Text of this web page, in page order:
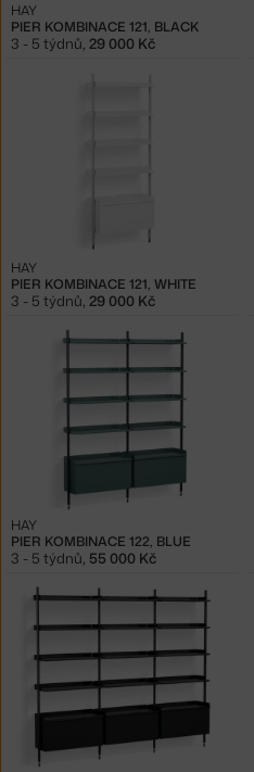
PIER KOMBINACE 121, BLACK
HAY
3 - 5 týdnů, 29 000 Kč
PIER KOMBINACE 121, WHITE
HAY
3 - 5 týdnů, 29 000 Kč
PIER KOMBINACE 122, BLUE
HAY
3 - 5 týdnů, 55 000 Kč